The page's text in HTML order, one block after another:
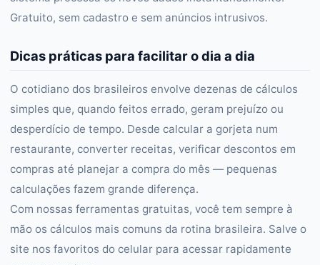
Gratuito, sem cadastro e sem anúncios intrusivos.
Dicas práticas para facilitar o dia a dia
O cotidiano dos brasileiros envolve dezenas de cálculos
simples que, quando feitos errado, geram prejuízo ou
desperdício de tempo. Desde calcular a gorjeta num
restaurante, converter receitas, verificar descontos em
compras até planejar a compra do mês — pequenas
calculações fazem grande diferença.
Com nossas ferramentas gratuitas, você tem sempre à
mão os cálculos mais comuns da rotina brasileira. Salve o
site nos favoritos do celular para acessar rapidamente